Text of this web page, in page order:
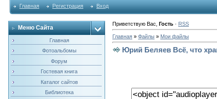
Главная Регистрация Вход
Меню Сайта
Главная
Фотоальбомы
Форум
Гостевая книга
Каталог сайтов
Библиотека
Приветствую Вас Гость· RSS
Главная» Файлы» Мои файлы
Юрий Беляев Всё, что